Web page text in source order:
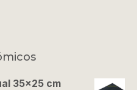
35x25 cm